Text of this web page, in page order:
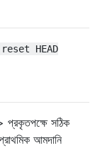
HEAD
সঠিক
আমদানি